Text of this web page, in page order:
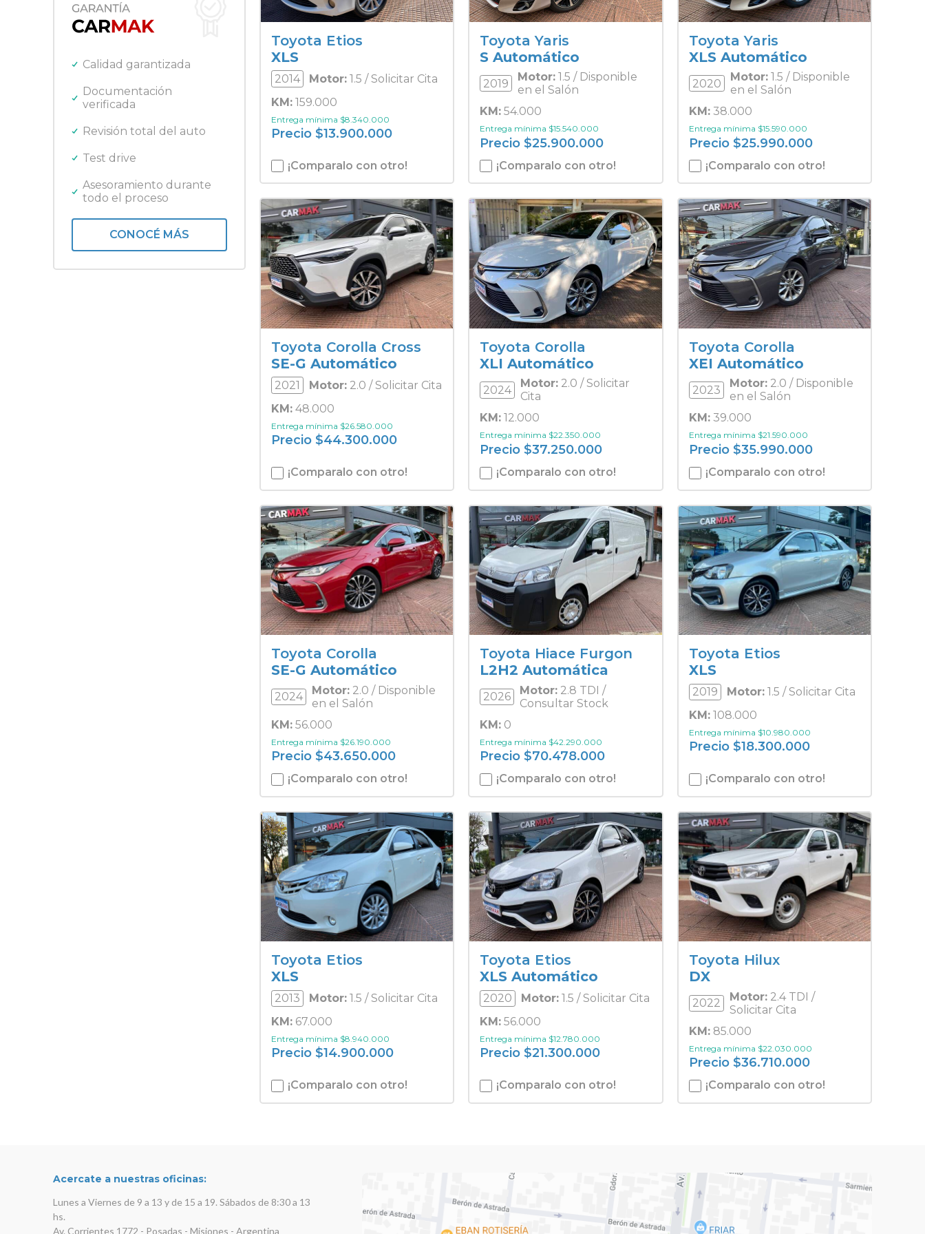
Ford
Gilera
Honda
Jeep
Kawasaki
Lifan
Nissan
Peugeot
Quicksilver
Renault
Royal Enfield
Triumph
Calidad garantizada
Documentación
verificada
Revisión total del auto
Test drive
Asesoramiento durante
todo el proceso
CONOCÉ MÁS
Toyota Etios
XLS
2014 Motor: 1.5 / Solicitar Cita
KM: 159.000
Entrega mínima $8.340.000
Precio $13.900.000
¡Comparalo con otro!
Toyota Yaris
S Automático
2019 Motor: 1.5 / Disponible
en el Salón
KM: 54.000
Entrega mínima $15.540.000
Precio $25.900.000
¡Comparalo con otro!
Toyota Yaris
XLS Automático
2020 Motor:1.5 / Disponible
en el Salón
KM:38.000
Entrega mínima $15.590.000
Precio $25.990.000
¡Comparalo con otro!
Toyota Corolla Cross
SE-G Automático
2021 Motor: 2.0 / Solicitar Cita
KM: 48.000
Entrega mínima $26.580.000
Precio $44.300.000
¡Comparalo con otro!
Toyota Corolla
XLI Automático
2024 Motor: 2.0 / Solicitar
Cita
KM: 12.000
Entrega mínima $22.350.000
Precio $37.250.000
¡Comparalo con otro!
Toyota Corolla
XEI Automático
2023 Motor:2.0 / Disponible
en el Salón
KM:39.000
Entrega mínima $21.590.000
Precio $35.990.000
¡Comparalo con otro!
Toyota Corolla
SE-G Automático
2024 Motor: 2.0 / Disponible
en el Salón
KM: 56.000
Entrega mínima $26.190.000
Precio $43.650.000
¡Comparalo con otro!
Toyota Hiace Furgon
L2H2 Automática
2026 Motor: 2.8 TDI /
Consultar Stock
KM: 0
Entrega mínima $42.290.000
Precio $70.478.000
¡Comparalo con otro!
Toyota Etios
XLS
2019 Motor:1.5 / Solicitar Cita
KM:108.000
Entrega mínima $10.980.000
Precio $18.300.000
¡Comparalo con otro!
Toyota Etios
XLS
2013 Motor: 1.5 / Solicitar Cita
KM: 67.000
Entrega mínima $8.940.000
Precio $14.900.000
¡Comparalo con otro!
Toyota Etios
XLS Automático
2020 Motor: 1.5 / Solicitar Cita
KM: 56.000
Entrega mínima $12.780.000
Precio $21.300.000
¡Comparalo con otro!
Toyota Hilux
DX
2022 Motor:2.4 TDI /
Solicitar Cita
KM:85.000
Entrega mínima $22.030.000
Precio $36.710.000
¡Comparalo con otro!
Acercate a nuestras oficinas:
Lunes a Viernes de 9 a 13 y de 15 a 19. Sábados de 8:30 a 13
hs.
Av. Corrientes 1772 - Posadas - Misiones - Argentina